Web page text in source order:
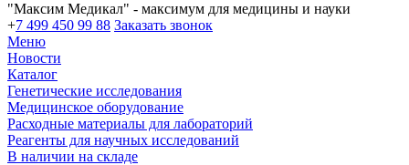
"Максим Медикал" - максимум для медицины и науки
+7 499 450 99 88 Заказать звонок
Меню
Новости
Каталог
Генетические исследования
Медицинское оборудование
Расходные материалы для лабораторий
Реагенты для научных исследований
В наличии на складе